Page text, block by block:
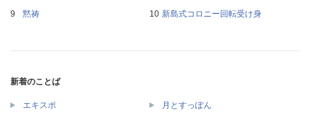
黙祷
新島式コロニー回転受け身
新着のことば
エキスポ 月とすっぽん